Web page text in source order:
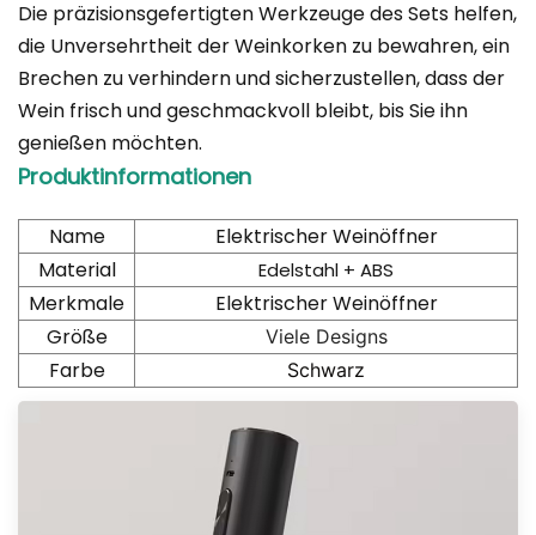
Die präzisionsgefertigten Werkzeuge des Sets helfen,
die Unversehrtheit der Weinkorken zu bewahren, ein
Brechen zu verhindern und sicherzustellen, dass der
Wein frisch und geschmackvoll bleibt, bis Sie ihn
genießen möchten.
Produktinformationen
Name
Elektrischer Weinöffner
Material
Edelstahl + ABS
Merkmale
Elektrischer Weinöffner
Größe
Viele Designs
Farbe Schwarz